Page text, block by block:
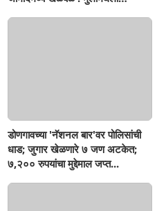
डोणगावच्या 'नॅशनल बार'वर पोलिसांची
धाड; जुगार खेळणारे ७ जण अटकेत;
७,२०० रुपयांचा मुद्देमाल जप्त...